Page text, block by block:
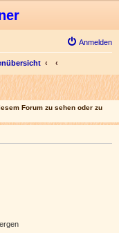
Anmelden
Forum zu sehen oder zu